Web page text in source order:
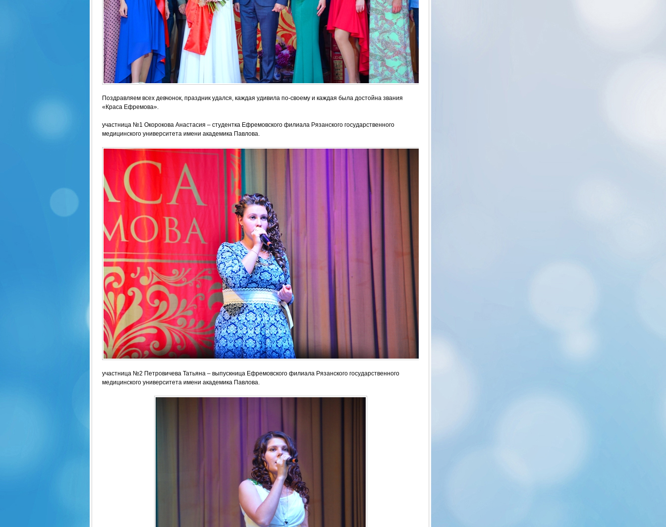
Поздравляем всех девчонок, праздник удался, каждая удивила по-своему и каждая была достойна звания
«Краса Ефремова».
участница №1 Окорокова Анастасия – студентка Ефремовского филиала Рязанского государственного
медицинского университета имени академика Павлова.
участница №2 Петровичева Татьяна – выпускница Ефремовского филиала Рязанского государственного
медицинского университета имени академика Павлова.